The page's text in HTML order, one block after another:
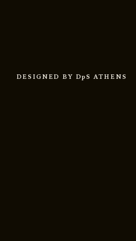
DESIGNED BY DpS ATHENS